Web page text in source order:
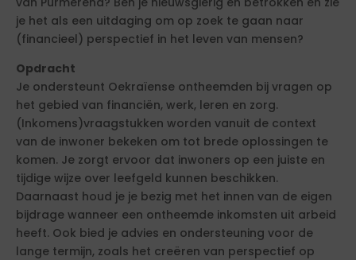
je het als een uitdaging om op zoek te gaan naar
(financieel) perspectief in het leven van mensen?
Opdracht
Je ondersteunt Oekraïense ontheemden bij vragen op
het gebied van financiën, werk, leren en zorg.
(Inkomens)vraagstukken worden vanuit de context
van de inwoner bekeken om tot brede oplossingen te
komen. Je zorgt ervoor dat inwoners op een juiste en
tijdige wijze over leefgeld kunnen beschikken.
Daarnaast houd je je bezig met het innen van de eigen
bijdrage wanneer een ontheemde inkomsten uit arbeid
heeft. Ook bied je advies en ondersteuning voor de
lange termijn, zoals het creëren van perspectief op